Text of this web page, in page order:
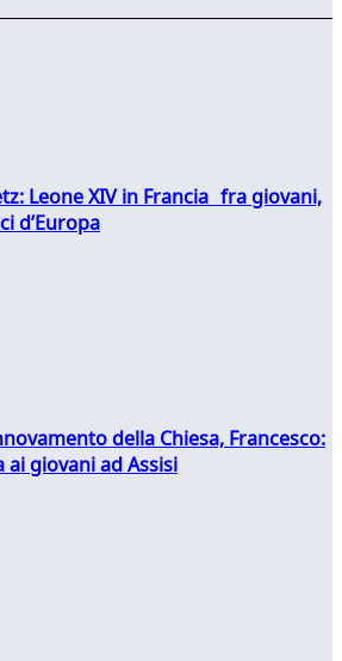
Leone XIV in Francia fra giovani,
d’Europa
della Chiesa, Francesco:
ai giovani ad Assisi